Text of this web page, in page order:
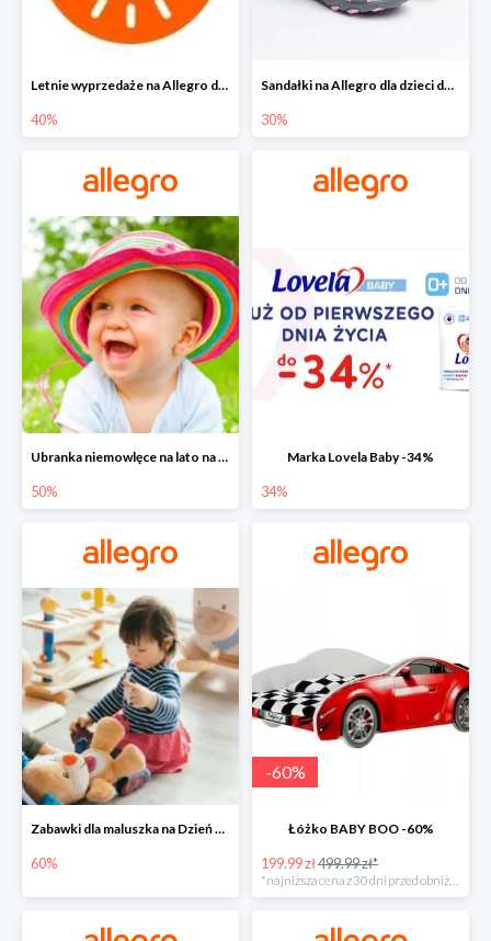
Letnie wyprzedaże na Allegro do -40%
40%
Sandałki na Allegro dla dzieci do -30%
30%
Ubranka niemowlęce na lato na Allegro do -50%
50%
Marka Lovela Baby -34%
34%
Zabawki dla maluszka na Dzień Dziecka na Allegro do -60%
60%
-60%
Łóżko BABY BOO -60%
199.99 zł499.99 zł*
*najniższa cena z 30 dni przed obniżką